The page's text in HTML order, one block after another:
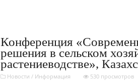
Конференция
решения в сельском
растениеводстве»,
Новости / Информация 530 просмотров